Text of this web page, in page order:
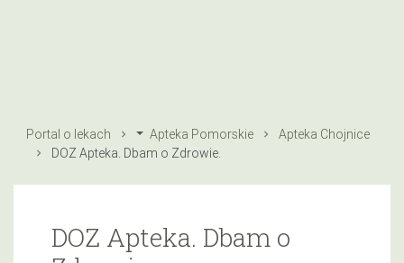
Portal o lekach Apteka Pomorskie
Apteka Chojnice
DOZ Apteka. Dbam o Zdrowie.
DOZ Apteka. Dbam o